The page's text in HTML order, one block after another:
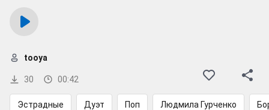
30 00:42
tooya
Эстрадные Дуэт Поп Людмила Гурченко